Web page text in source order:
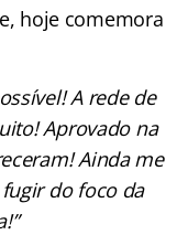
hoje comemora
A rede de
Aprovado na
Ainda me
do foco da